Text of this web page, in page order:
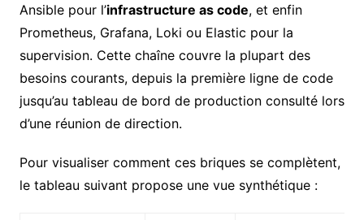
Ansible pour l’infrastructure as code, et enfin
Prometheus, Grafana, Loki ou Elastic pour la
supervision. Cette chaîne couvre la plupart des
besoins courants, depuis la première ligne de code
jusqu’au tableau de bord de production consulté lors
d’une réunion de direction.
Pour visualiser comment ces briques se complètent,
le tableau suivant propose une vue synthétique :